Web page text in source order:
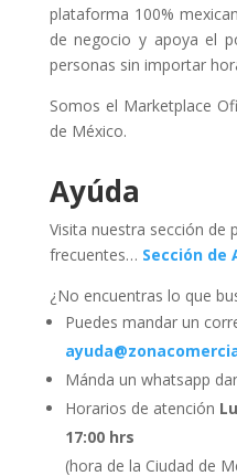
plataforma 100%
de negocio y apoya el
personas sin importar
Somos el Marketplace
de México.
Ayúda
Visita nuestra sección de
frecuentes… Sección de
¿No encuentras lo que
Puedes mandar un
Mánda un whatsapp
Horarios de atención
17:00 hrs
(hora de la Ciudad de